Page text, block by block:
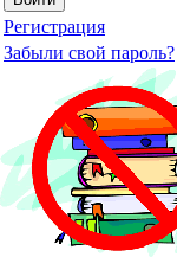
Регистрация
Забыли свой пароль?